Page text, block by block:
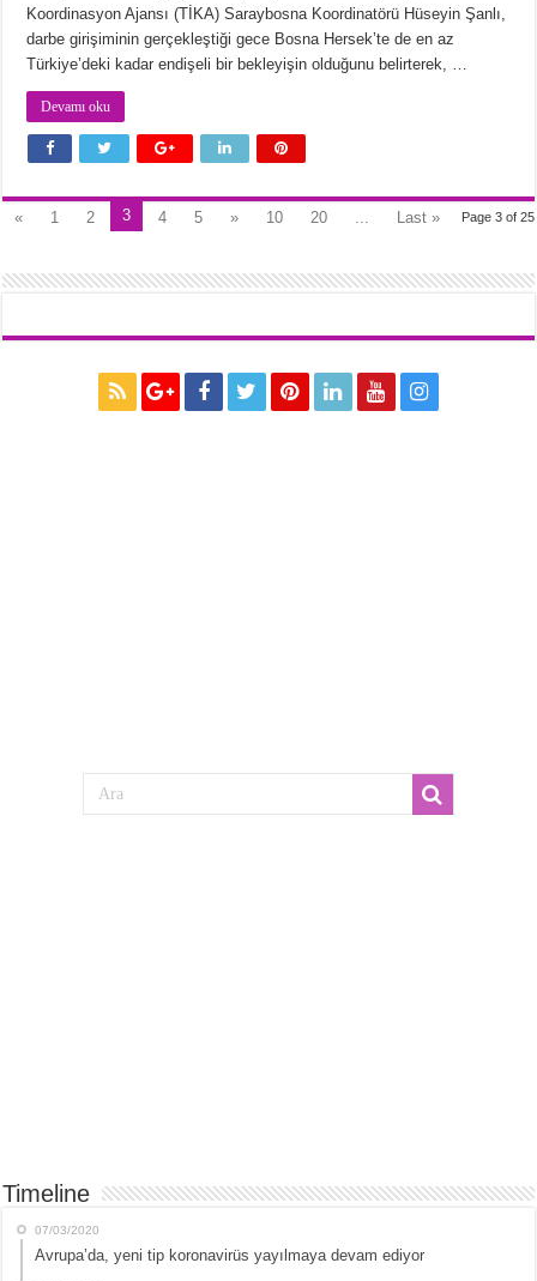
Koordinasyon Ajansı (TİKA) Saraybosna Koordinatörü Hüseyin Şanlı,
darbe girişiminin gerçekleştiği gece Bosna Hersek’te de en az
Türkiye’deki kadar endişeli bir bekleyişin olduğunu belirterek, …
Devamı oku
Page 3 of 25
« 1 2 3 4 5 » 10 20 ... Last »
Timeline
07/03/2020
Avrupa’da, yeni tip koronavirüs yayılmaya devam ediyor